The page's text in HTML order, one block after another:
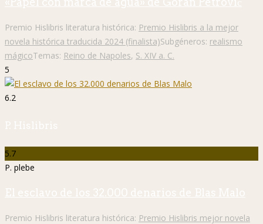
Premio Hislibris literatura histórica: Premio Hislibris a la mejor
novela histórica traducida 2024 (finalista)Subgéneros: realismo
mágicoTemas: Reino de Napoles, S. XIV a. C.
5
6.2
P. Hislibris
5.7
P. plebe
El esclavo de los 32.000 denarios de Blas Malo
Premio Hislibris literatura histórica: Premio Hislibris mejor novela